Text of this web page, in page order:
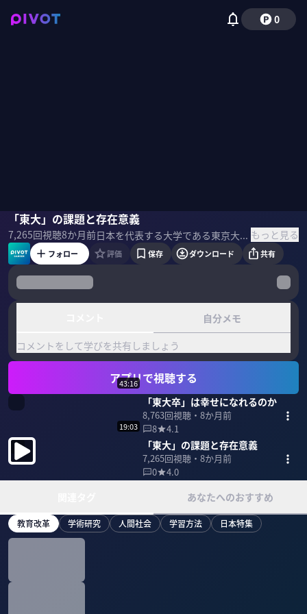
0
「東大」の課題と存在意義
7,265回視聴8か月前 日本を代表する大学である東京大学。東大を卒業することは、現代社会で「幸せ」に直結するのか？知られざる「東大卒」の格差や実態とは？教育社会学者の本田由紀氏に聞いた。 ▼プロフィール 本田由紀｜教育社会学者 東京大学大学院教育学研究科教授。日本労働研究機構（現•労働政策研究•研修機構）研究員、東大社会科学研究所助教授（当時）などを経て2008年より現職。研究テーマは教育システムと他の社会システムとの関係と、その変化に関する実証的・理論的研究。著書に『「日本」ってどんな国？」（ちくまプリマー新書）など。 ＜参考書籍＞ 『「東大卒」の研究. データからみる学歴エリート』 本田由紀（著） 筑摩書房 （刊） もっと見る
本田由紀 磯貝初奈
フォロー 評価 保存 ダウンロード 共有
自分メモ
コメントをして学びを共有しましょう
アプリで視聴する
43:16
「東大卒」は幸せになれるのか
8,763回視聴・ 8か月前
8
4.1
19:03
「東大」の課題と存在意義
7,265回視聴・ 8か月前
0
4.0
あなたへのおすすめ
教育改革 学術研究 人間社会 学習方法 日本特集